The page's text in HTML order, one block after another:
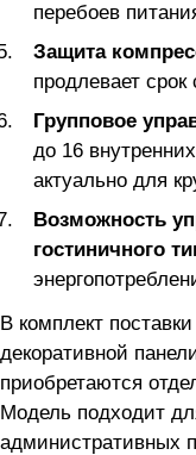
перебоев
Защита
продлевает
Групповое
до 16
актуально для
Возможность
гостиничного
В комплект
декоративной
приобретаются
Модель подходит
административных